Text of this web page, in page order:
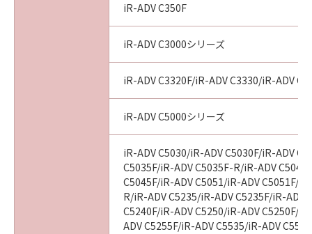
iR-ADV C350F
iR-ADV C3000シリーズ
iR-ADV C3320F/iR-ADV C3330/iR-ADV
iR-ADV C5000シリーズ
iR-ADV C5030/iR-ADV C5030F/iR-ADV
C5035F/iR-ADV C5035F-R/iR-ADV
C5045F/iR-ADV C5051/iR-ADV C5051F/
R/iR-ADV C5235/iR-ADV C5235F/iR-ADV
C5240F/iR-ADV C5250/iR-ADV C5250F/
ADV C5255F/iR-ADV C5535/iR-ADV